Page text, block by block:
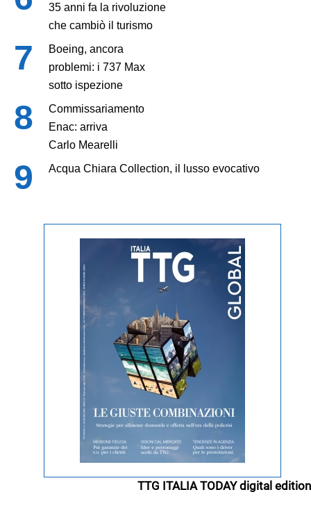
35 anni fa la rivoluzione
che cambiò il turismo
Boeing, ancora
problemi: i 737 Max
sotto ispezione
Commissariamento
Enac: arriva
Carlo Mearelli
Acqua Chiara Collection, il lusso evocativo
TTG ITALIA TODAY digital edition